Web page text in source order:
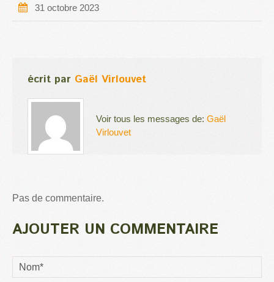
31 octobre 2023
écrit par Gaël Virlouvet
Voir tous les messages de: Gaël
Virlouvet
Pas de commentaire.
AJOUTER UN COMMENTAIRE